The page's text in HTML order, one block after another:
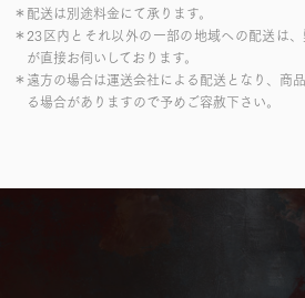
＊配送は別途料金にて承ります。
＊23区内とそれ以外の一部の地域への配送は
が直接お伺いしております。
＊遠方の場合は運送会社による配送となり、商
る場合がありますので予めご容赦下さい。